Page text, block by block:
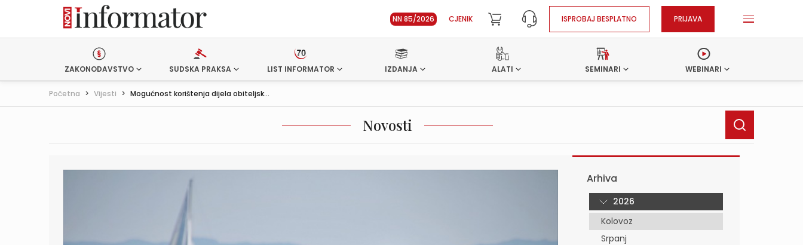
NN 85/2026 CJENIK ISPROBAJ BESPLATNO PRIJAVA
ZAKONODAVSTVO SUDSKA PRAKSA LIST INFORMATOR IZDANJA ALATI SEMINARI WEBINARI
Početna > Vijesti > Mogućnost korištenja dijela obiteljsk...
Novosti
Arhiva
2026
Kolovoz
Srpanj